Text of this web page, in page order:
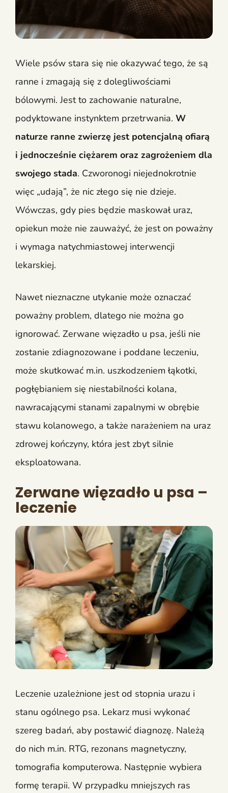
Wiele psów stara się nie okazywać tego, że są
ranne i zmagają się z dolegliwościami
bólowymi. Jest to zachowanie naturalne,
podyktowane instynktem przetrwania. W
naturze ranne zwierzę jest potencjalną ofiarą
i jednocześnie ciężarem oraz zagrożeniem dla
swojego stada. Czworonogi niejednokrotnie
więc „udają”, że nic złego się nie dzieje.
Wówczas, gdy pies będzie maskował uraz,
opiekun może nie zauważyć, że jest on poważny
i wymaga natychmiastowej interwencji
lekarskiej.
Nawet nieznaczne utykanie może oznaczać
poważny problem, dlatego nie można go
ignorować. Zerwane więzadło u psa, jeśli nie
zostanie zdiagnozowane i poddane leczeniu,
może skutkować m.in. uszkodzeniem łąkotki,
pogłębianiem się niestabilności kolana,
nawracającymi stanami zapalnymi w obrębie
stawu kolanowego, a także narażeniem na uraz
zdrowej kończyny, która jest zbyt silnie
eksploatowana.
Zerwane więzadło u psa –
leczenie
Leczenie uzależnione jest od stopnia urazu i
stanu ogólnego psa. Lekarz musi wykonać
szereg badań, aby postawić diagnozę. Należą
do nich m.in. RTG, rezonans magnetyczny,
tomografia komputerowa. Następnie wybiera
formę terapii. W przypadku mniejszych ras